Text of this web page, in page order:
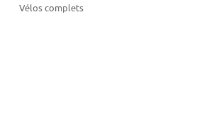
Vélos complets